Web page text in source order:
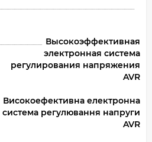
Высокоэффективная
электронная система
регулирования напряжения
AVR
Високоефективна електронна
система регулювання напруги
AVR